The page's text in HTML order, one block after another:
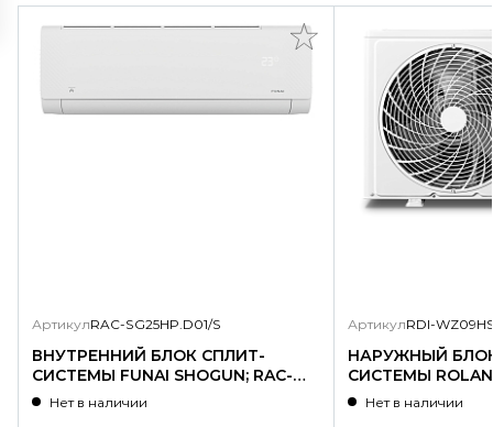
АртикулRAC-SG25HP.D01/S
ВНУТРЕННИЙ БЛОК СПЛИТ-
СИСТЕМЫ FUNAI SHOGUN; RAC-
SG25HP.D01/S
Нет в наличии
АртикулRDI-
НАРУЖНЫЙ
СИСТЕМЫ
WZ09HSS/N1-
Нет в наличии